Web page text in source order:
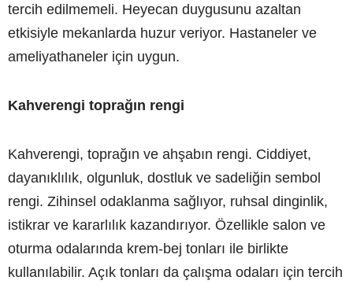
tercih edilmemeli. Heyecan duygusunu azaltan
etkisiyle mekanlarda huzur veriyor. Hastaneler ve
ameliyathaneler için uygun.
Kahverengi toprağın rengi
Kahverengi, toprağın ve ahşabın rengi. Ciddiyet,
dayanıklılık, olgunluk, dostluk ve sadeliğin sembol
rengi. Zihinsel odaklanma sağlıyor, ruhsal dinginlik,
istikrar ve kararlılık kazandırıyor. Özellikle salon ve
oturma odalarında krem-bej tonları ile birlikte
kullanılabilir. Açık tonları da çalışma odaları için tercih